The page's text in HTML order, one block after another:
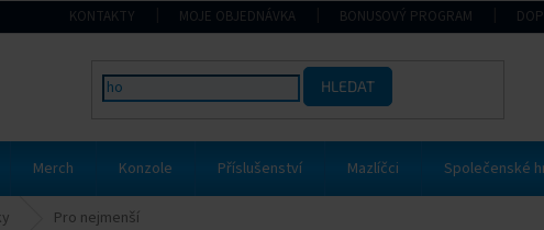
KONTAKTY MOJE OBJEDNÁVKA BONUSOVÝ PROGRAM
HLEDAT
Merch Konzole Příslušenství Mazlíčci Společenské
Pro nejmenší